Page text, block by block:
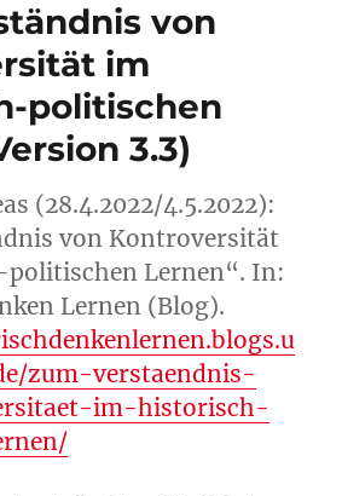
von
im
politischen
3.3)
(28.4.2022/4.5.2022):
von Kontroversität
Lernen“. In:
Lernen (Blog).
zum-verstaendnis-
im-historisch-